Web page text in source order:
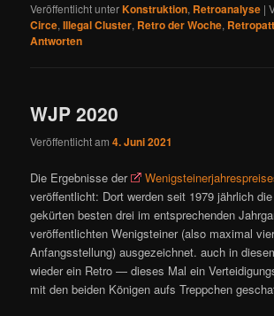
Veröffentlicht unterKonstruktion, Retroanalyse |
Circe,Illegal Cluster, Retro der Woche, Retropatt
Antworten
WJP 2020
Veröffentlicht am4. Juni 2021
Die Ergebnisse der
veröffentlicht: Dort werden seit 1979 jährlich
gekürten besten drei im entsprechenden
veröffentlichten Wenigsteiner (also maximal
Anfangsstellung) ausgezeichnet. auch in
wieder ein Retro — dieses Mal ein
mit den beiden Königen aufs Treppchen